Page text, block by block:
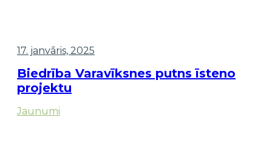
17. janvāris, 2025
Biedrība Varavīksnes putns īsteno
projektu
Jaunumi